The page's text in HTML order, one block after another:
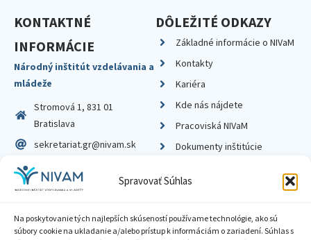
Spravovať Súhlas
Na poskytovanie tých najlepších skúseností používame technológie, ako sú
súbory cookie na ukladanie a/alebo prístup k informáciám o zariadení. Súhlas s
KONTAKTNÉ
INFORMÁCIE
Národný inštitút vzdelávania a
mládeže
Stromová 1, 831 01
Bratislava
sekretariat.gr@nivam.sk
IČO: 00164348
DIČ: 2020798714
DÔLEŽITÉ ODKAZY
Základné informácie o NIVaM
Kontakty
Kariéra
Kde nás nájdete
Pracoviská NIVaM
Dokumenty inštitúcie